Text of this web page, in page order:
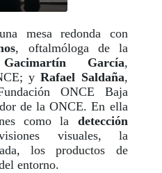
mesa redonda con
, oftalmóloga de la
García,
yRafael Saldaña,
ONCE Baja
de la ONCE. En ella
como la detección
visuales, la
los productos de
entorno.